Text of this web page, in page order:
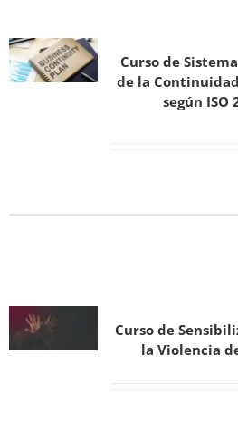
Curso de
de la
según ISO
Curso de
la Violencia